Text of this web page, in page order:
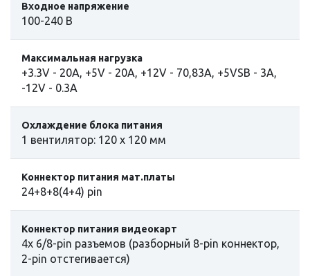
Входное напряжение
100-240 В
Максимальная нагрузка
+3.3V - 20A, +5V - 20A, +12V - 70,83A, +5VSB - 3A,
-12V - 0.3A
Охлаждение блока питания
1 вентилятор: 120 x 120 мм
Коннектор питания мат.платы
24+8+8(4+4) pin
Коннектор питания видеокарт
4x 6/8-pin разъемов (разборный 8-pin коннектор,
2-pin отстегивается)